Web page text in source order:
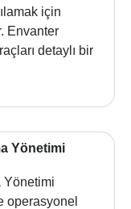
için
Envanter
detaylı bir
Yönetimi
Yönetimi
operasyonel